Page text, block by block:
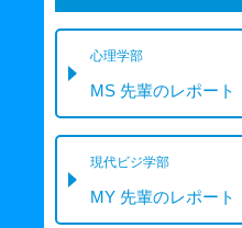
心理学部
MS 先輩のレポート
現代ビジ学部
MY 先輩のレポート